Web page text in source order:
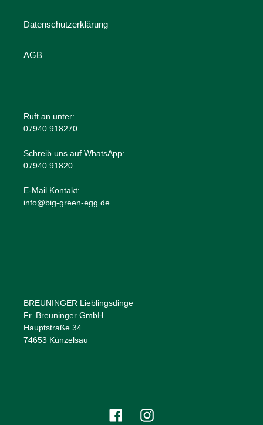
Datenschutzerklärung
AGB
Ruft an unter:
07940 918270
Schreib uns auf WhatsApp:
07940 91820
E-Mail Kontakt:
info@big-green-egg.de
BREUNINGER Lieblingsdinge
Fr. Breuninger GmbH
Hauptstraße 34
74653 Künzelsau
FacebookInstagram